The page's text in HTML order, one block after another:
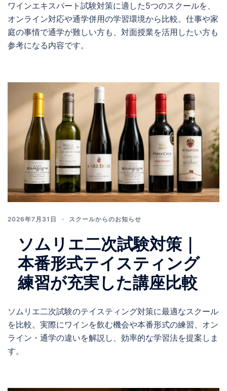
ワインエキスパート試験対策に適した5つのスクールを、
オンライン対応や通学併用の学習環境から比較。仕事や家
庭の事情で通学が難しい方も、対面授業を活用したい方も
参考になる内容です。
2026年7月31日 スクールからのお知らせ
ソムリエ二次試験対策｜
本番形式テイスティング
練習が充実した講座比較
ソムリエ二次試験のテイスティング対策に最適なスクール
を比較。実際にワインを飲む機会や本番形式の練習、オン
ライン・通学の違いを解説し、効率的な学習法を提案しま
す。